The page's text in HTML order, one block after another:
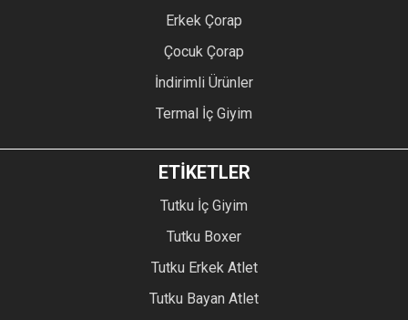
Erkek Çorap
Çocuk Çorap
İndirimli Ürünler
Termal İç Giyim
ETİKETLER
Tutku İç Giyim
Tutku Boxer
Tutku Erkek Atlet
Tutku Bayan Atlet